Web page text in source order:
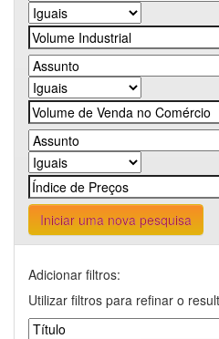
Iniciar uma nova pesquisa
Adicionar filtros:
Utilizar filtros para refinar o